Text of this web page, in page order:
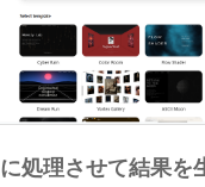
に処理させて結果を